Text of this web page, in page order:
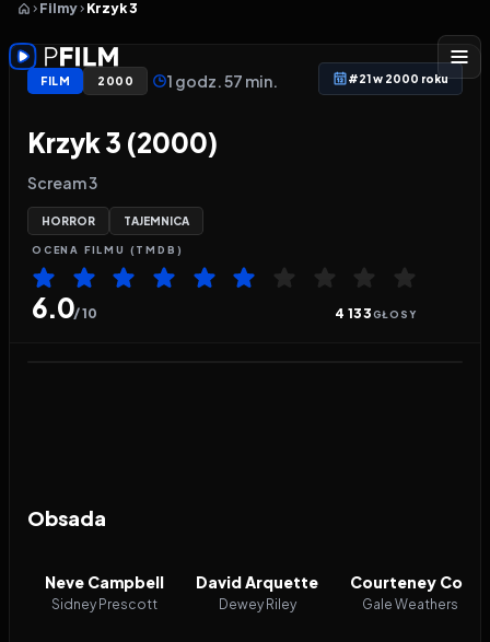
Filmy Krzyk 3
FILM 2000 1 godz. 57 min. #21 w 2000 roku
Krzyk 3 (2000)
Scream 3
HORROR TAJEMNICA
OCENA FILMU (TMDB)
6.0/ 10 4 133GŁOSY
Obsada
Neve Campbell
Sidney Prescott
David Arquette
Dewey Riley
Courteney Cox
Gale Weathers